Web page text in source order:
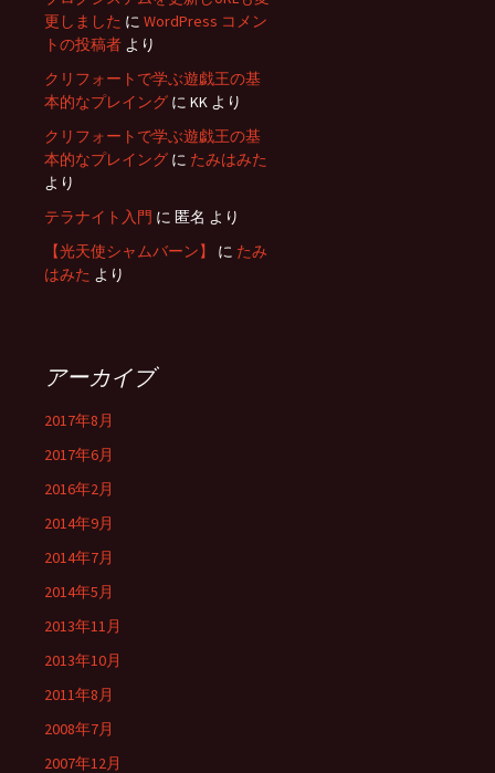
更しました に WordPress コメン
トの投稿者 より
クリフォートで学ぶ遊戯王の基
本的なプレイング に KK より
クリフォートで学ぶ遊戯王の基
本的なプレイング に たみはみた
より
テラナイト入門 に 匿名 より
【光天使シャムバーン】
に たみ
はみた より
アーカイブ
2017年8月
2017年6月
2016年2月
2014年9月
2014年7月
2014年5月
2013年11月
2013年10月
2011年8月
2008年7月
2007年12月